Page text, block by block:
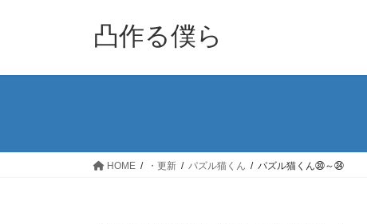
凸作る僕ら
HOME ・更新 パズル猫くん パズル猫くん㉚～㉞